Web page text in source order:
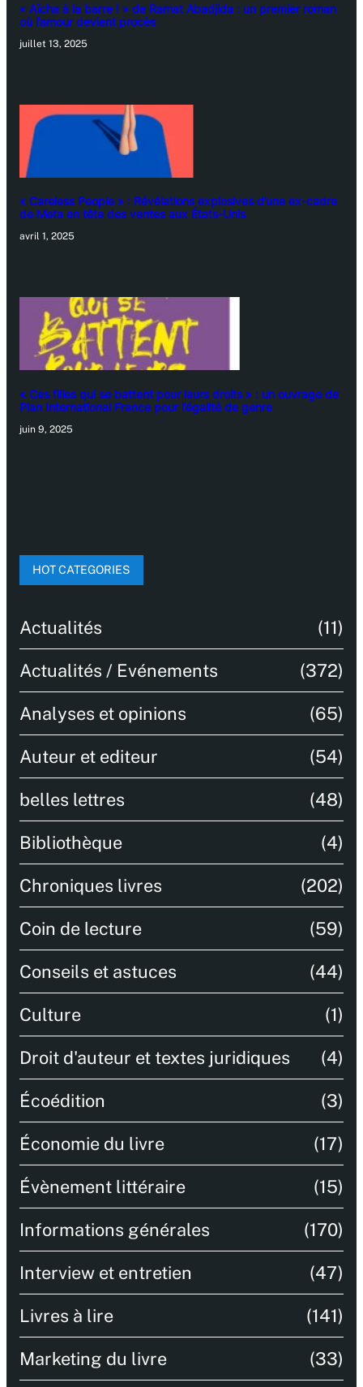
« Aïcha à la barre ! » de Ramat Abadjida : un premier roman
où l’amour devient procès
juillet 13, 2025
« Careless People » : Révélations explosives d’une ex-cadre
de Meta en tête des ventes aux États-Unis
avril 1, 2025
« Ces filles qui se battent pour leurs droits » : un ouvrage de
Plan International France pour l’égalité de genre
juin 9, 2025
HOT CATEGORIES
Actualités (11)
Actualités / Evénements (372)
Analyses et opinions (65)
Auteur et editeur (54)
belles lettres (48)
Bibliothèque (4)
Chroniques livres (202)
Coin de lecture (59)
Conseils et astuces (44)
Culture (1)
Droit d'auteur et textes juridiques (4)
Écoédition (3)
Économie du livre (17)
Évènement littéraire (15)
Informations générales (170)
Interview et entretien (47)
Livres à lire (141)
Marketing du livre (33)